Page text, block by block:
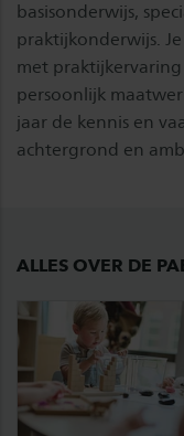
basisonderwijs,
praktijkonderwijs.
met praktijkervaring
persoonlijk
jaar de kennis en
achtergrond en
ALLES OVER DE